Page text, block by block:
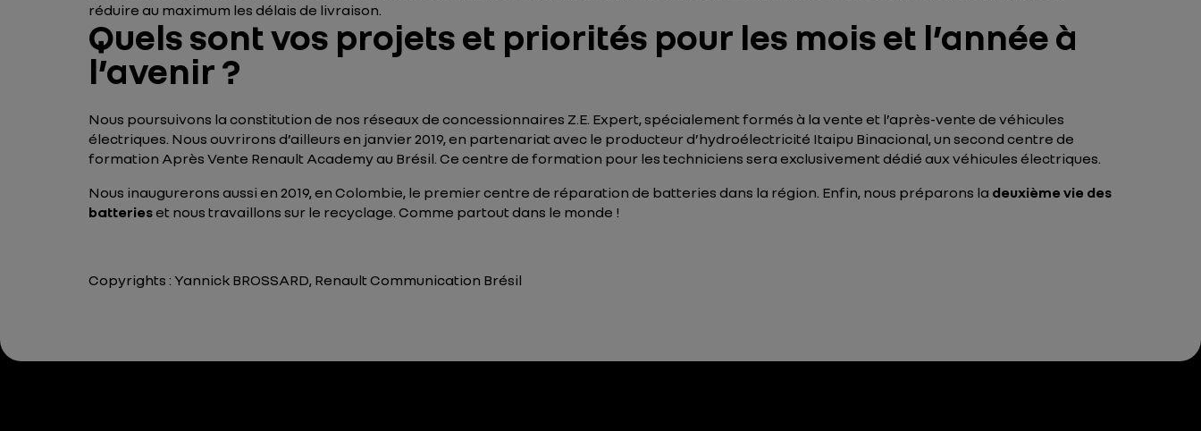
réduire au maximum les délais de livraison.
Quels sont vos projets et priorités pour les mois et l’année à
l’avenir ?
Nous poursuivons la constitution de nos réseaux de concessionnaires Z.E. Expert, spécialement formés à la vente et l’après-vente de véhicules
électriques. Nous ouvrirons d’ailleurs en janvier 2019, en partenariat avec le producteur d’hydroélectricité Itaipu Binacional, un second centre de
formation Après Vente Renault Academy au Brésil. Ce centre de formation pour les techniciens sera exclusivement dédié aux véhicules électriques.
Nous inaugurerons aussi en 2019, en Colombie, le premier centre de réparation de batteries dans la région. Enfin, nous préparons la deuxième vie des
batterieset nous travaillons sur le recyclage. Comme partout dans le monde !
Copyrights : Yannick BROSSARD, Renault Communication Brésil